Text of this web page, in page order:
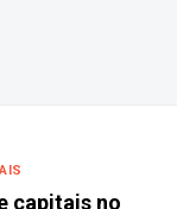
capitais no